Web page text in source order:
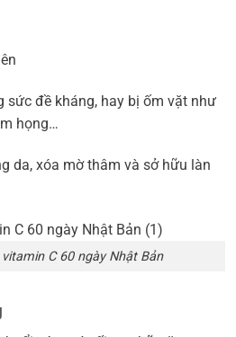
sức đề kháng, hay bị ốm vặt như
họng…
da, xóa mờ thâm và sở hữu làn
vitamin C 60 ngày Nhật Bản